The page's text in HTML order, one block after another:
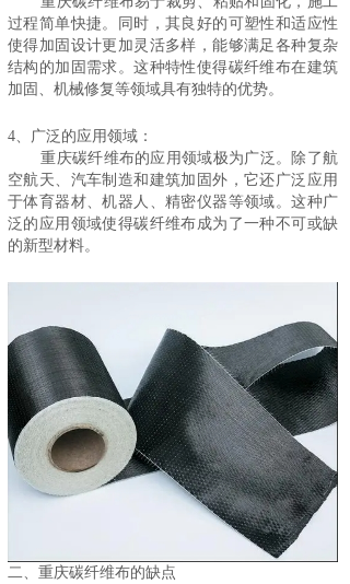
过程简单快捷。同时，其良好的可塑性和适应性
使得加固设计更加灵活多样，能够满足各种复杂
结构的加固需求。这种特性使得碳纤维布在建筑
加固、机械修复等领域具有独特的优势。
4、广泛的应用领域：
重庆碳纤维布的应用领域极为广泛。除了航
空航天、汽车制造和建筑加固外，它还广泛应用
于体育器材、机器人、精密仪器等领域。这种广
泛的应用领域使得碳纤维布成为了一种不可或缺
的新型材料。
二、 重庆碳纤维布的缺点